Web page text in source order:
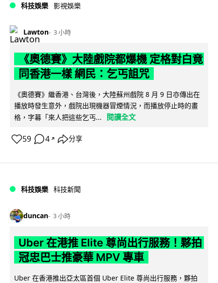
科技娛樂 影視娛樂
Lawton 3 小時
《奧德賽》大陸戲院都爆機 定格對白竟
同香港一樣 網民：乞丐詛咒
《奧德賽》繼香港、台灣後，大陸蘇州戲院 8 月 9 日亦傳出在
播放時發生意外，戲院出現機器冒煙情況，而播放停止時的畫
格，字幕「來人把這些乞丐...
閱讀全文
59 4 ↗ 分享
科技娛樂 科技新聞
duncan 3 小時
Uber 在港推 Elite 尊尚出行服務！夥拍
冠忠巴士推豪華 MPV 專車
Uber 在香港推出亞太區首個 Uber Elite 尊尚出行服務，夥拍